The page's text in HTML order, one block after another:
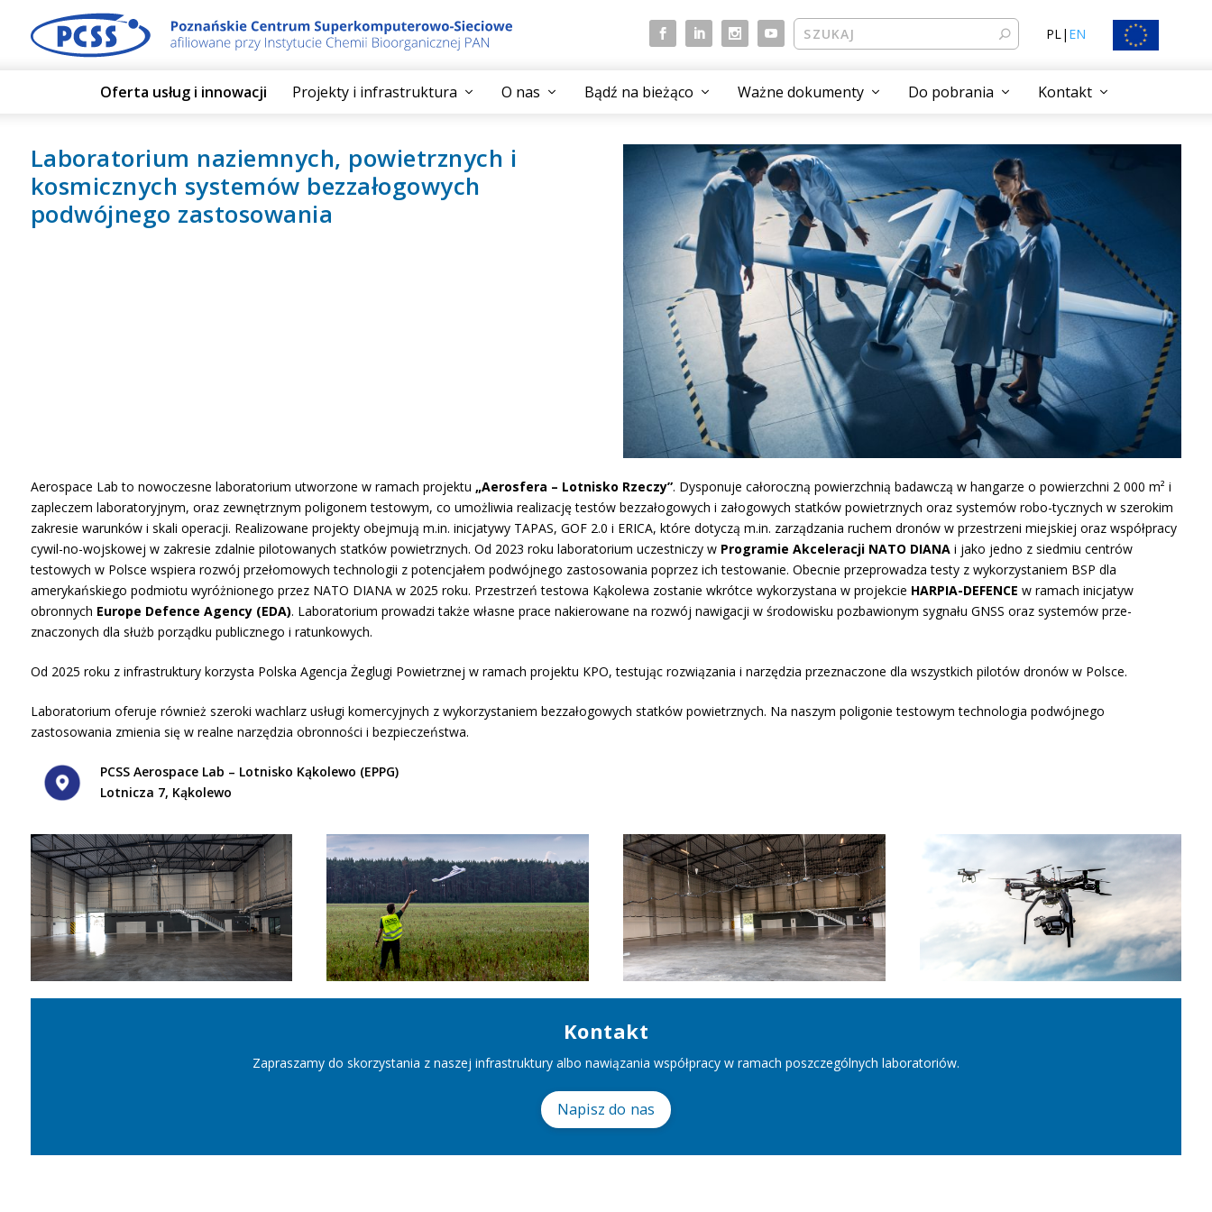
PL| EN
Oferta usług i innowacji Projekty i infrastruktura O nas Bądź na bieżąco Ważne dokumenty Do pobrania Kontakt
Laboratorium naziemnych, powietrznych i
kosmicznych systemów bezzałogowych
podwójnego zastosowania
Aerospace Lab to nowoczesne laboratorium utworzone w ramach projektu „Aerosfera – Lotnisko Rzeczy”. Dysponuje całoroczną powierzchnią badawczą w hangarze o powierzchni 2 000 m² i
zapleczem laboratoryjnym, oraz zewnętrznym poligonem testowym, co umożliwia realizację testów bezzałogowych i załogowych statków powietrznych oraz systemów robo-tycznych w szerokim
zakresie warunków i skali operacji. Realizowane projekty obejmują m.in. inicjatywy TAPAS, GOF 2.0 i ERICA, które dotyczą m.in. zarządzania ruchem dronów w przestrzeni miejskiej oraz współpracy
cywil-no-wojskowej w zakresie zdalnie pilotowanych statków powietrznych. Od 2023 roku laboratorium uczestniczy w Programie Akceleracji NATO DIANAi jako jedno z siedmiu centrów
testowych w Polsce wspiera rozwój przełomowych technologii z potencjałem podwójnego zastosowania poprzez ich testowanie. Obecnie przeprowadza testy z wykorzystaniem BSP dla
amerykańskiego podmiotu wyróżnionego przez NATO DIANA w 2025 roku. Przestrzeń testowa Kąkolewa zostanie wkrótce wykorzystana w projekcie HARPIA-DEFENCE w ramach inicjatyw
obronnych Europe Defence Agency (EDA). Laboratorium prowadzi także własne prace nakierowane na rozwój nawigacji w środowisku pozbawionym sygnału GNSS oraz systemów prze-
znaczonych dla służb porządku publicznego i ratunkowych.
Od 2025 roku z infrastruktury korzysta Polska Agencja Żeglugi Powietrznej w ramach projektu KPO, testując rozwiązania i narzędzia przeznaczone dla wszystkich pilotów dronów w Polsce.
Laboratorium oferuje również szeroki wachlarz usługi komercyjnych z wykorzystaniem bezzałogowych statków powietrznych. Na naszym poligonie testowym technologia podwójnego
zastosowania zmienia się w realne narzędzia obronności i bezpieczeństwa.
PCSS Aerospace Lab – Lotnisko Kąkolewo (EPPG)
Lotnicza 7, Kąkolewo
Kontakt
Zapraszamy do skorzystania z naszej infrastruktury albo nawiązania współpracy w ramach poszczególnych laboratoriów.
Napisz do nas